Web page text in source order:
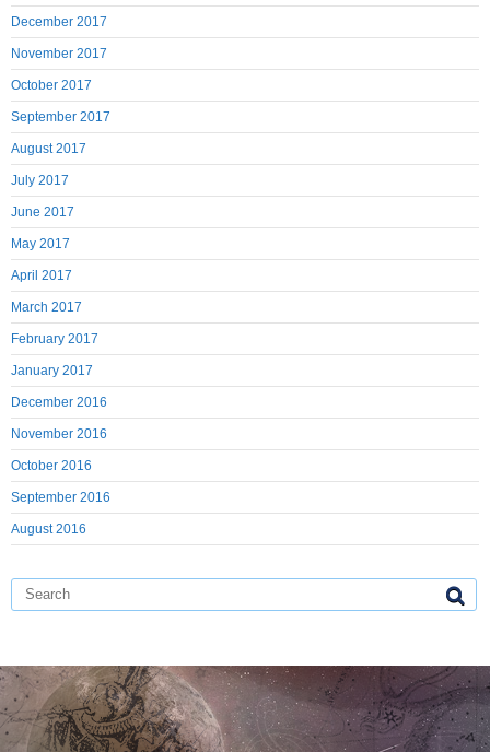
December 2017
November 2017
October 2017
September 2017
August 2017
July 2017
June 2017
May 2017
April 2017
March 2017
February 2017
January 2017
December 2016
November 2016
October 2016
September 2016
August 2016